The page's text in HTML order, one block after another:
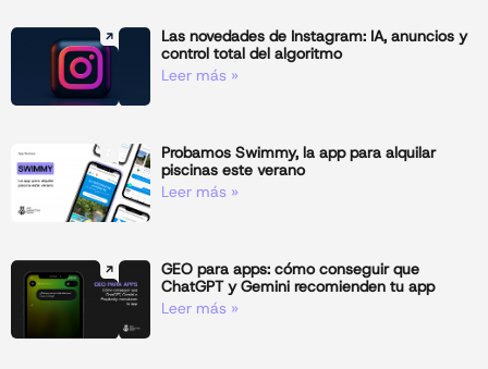
Las novedades de Instagram: IA, anuncios y
control total del algoritmo
Leer más »
Probamos Swimmy, la app para alquilar
piscinas este verano
Leer más »
GEO para apps: cómo conseguir que
ChatGPT y Gemini recomienden tu app
Leer más »